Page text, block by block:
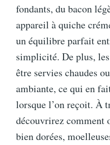
fondants, du bacon
appareil à quiche
un équilibre parfait
simplicité. De plus,
être servies chaudes
ambiante, ce qui en
lorsque l’on reçoit. À
découvrirez comment
bien dorées,